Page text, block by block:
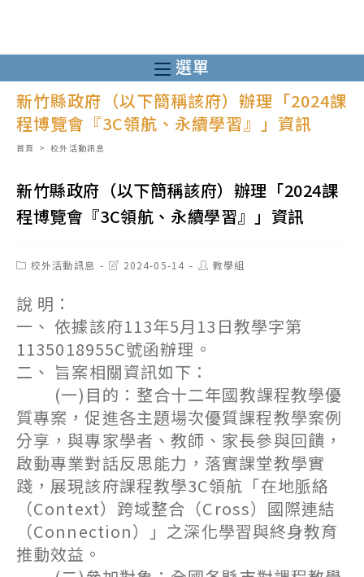
至
主
要
內
選單
新竹縣政府（以下簡稱該府）辦理「2024課
程博覽會『3C領航、永續學習』」資訊
首頁 > 校外活動訊息
新竹縣政府（以下簡稱該府）辦理「2024課
程博覽會『3C領航、永續學習』」資訊
Post校外活動訊息
Post2024-05-14
Post教學組
說 明：
一、 依據該府113年5月13日教學字第
1135018955C號函辦理。
二、 旨案相關資訊如下：
(一)目的：整合十二年國教課程教學優
質專案，促進各主題場次優質課程教學案例
分享，與專家學者、教師、家長參與回饋，
啟動專業對話反思能力，落實課堂教學實
踐，展現該府課程教學3C領航「在地脈絡
（Context）跨域整合（Cross）國際連結
（Connection）」之深化學習與終身教育
推動效益。